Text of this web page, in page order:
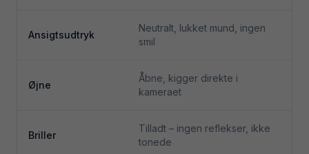
Ansigtsudtryk
Neutralt, lukket mund, ingen
smil
Øjne
Åbne, kigger direkte i
kameraet
Briller
Tilladt – ingen reflekser, ikke
tonede